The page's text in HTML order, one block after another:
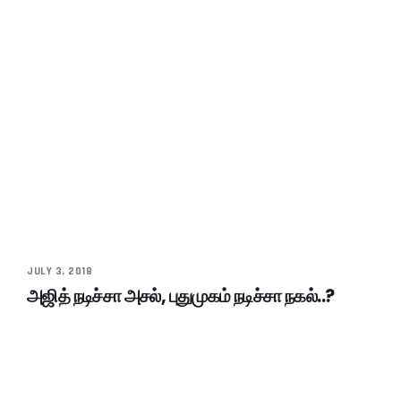
JULY 3, 2018
அஜித் நடிச்சா அசல், புதுமுகம் நடிச்சா நகல்..?